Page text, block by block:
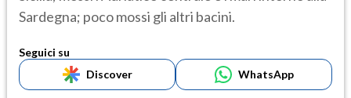
Sardegna; poco mossi gli altri bacini.
Seguici su
Discover
WhatsApp